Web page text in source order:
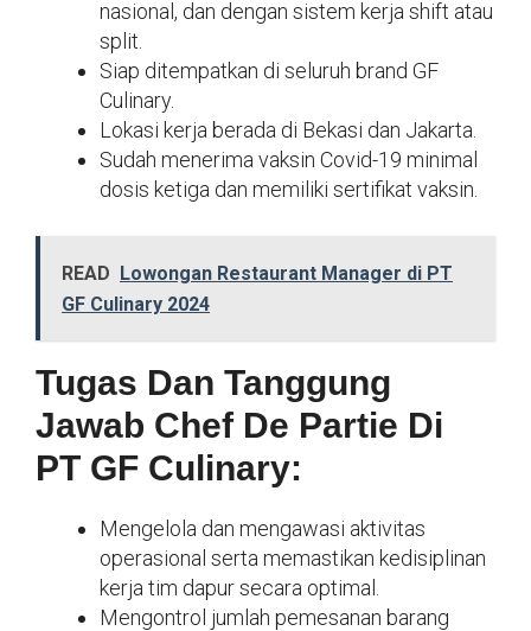
nasional, dan dengan sistem kerja shift atau
split.
Siap ditempatkan di seluruh brand GF
Culinary.
Lokasi kerja berada di Bekasi dan Jakarta.
Sudah menerima vaksin Covid-19 minimal
dosis ketiga dan memiliki sertifikat vaksin.
READ Lowongan Restaurant Manager di PT
GF Culinary 2024
Tugas Dan Tanggung
Jawab Chef De Partie Di
PT GF Culinary:
Mengelola dan mengawasi aktivitas
operasional serta memastikan kedisiplinan
kerja tim dapur secara optimal.
Mengontrol jumlah pemesanan barang